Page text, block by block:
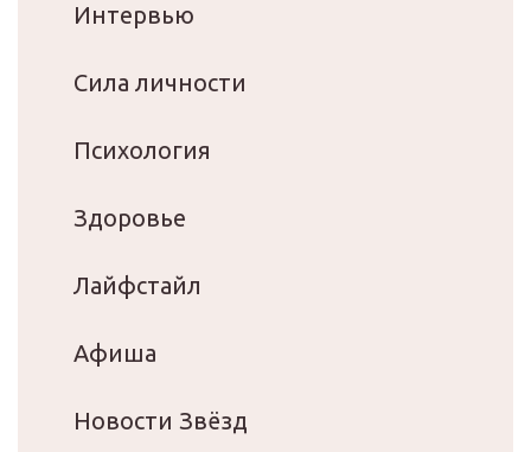
Интервью
Сила личности
Психология
Здоровье
Лайфстайл
Афиша
Новости Звёзд